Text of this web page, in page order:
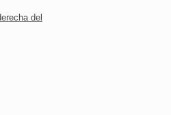
del